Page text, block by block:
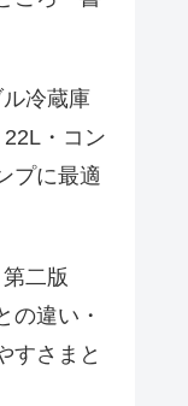
ル冷蔵庫
・コン
プに最適
二版
の違い・
すさまと